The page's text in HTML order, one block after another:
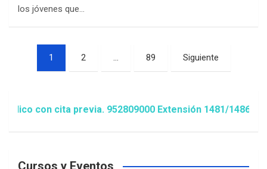
los jóvenes que…
Paginación
1 2 89 Siguiente
cita previa. 952809000 Extensión 1481/1486 ó
Cursos y Eventos